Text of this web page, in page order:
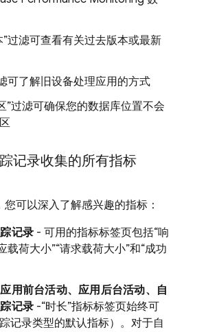
过滤可查看有关过去版本或最新
可了解旧设备处理应用的方式
”过滤可确保您的数据库位置不会
记录收集的所有指标
可以深入了解感兴趣的指标：
记录 - 可用的指标标签页包括“响
载荷大小”“请求载荷大小”和“成功
用前台活动、应用后台活动、自
记录 -“时长”指标标签页始终可
记录类型的默认指标）。对于自